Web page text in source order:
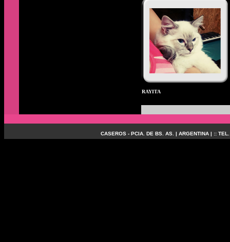
rayita
CASEROS - PCIA. DE BS. AS. | ARGENTINA | ::